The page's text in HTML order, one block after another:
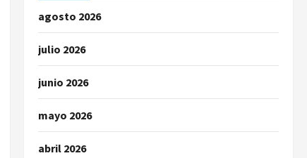
agosto 2026
julio 2026
junio 2026
mayo 2026
abril 2026